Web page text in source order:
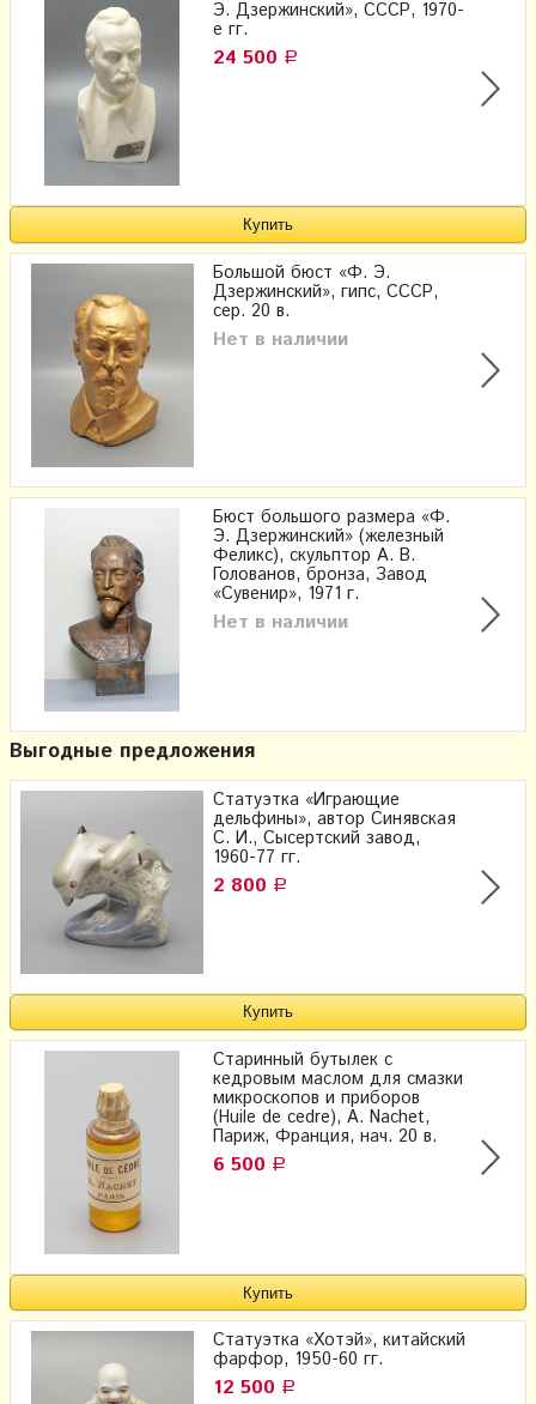
Э. Дзержинский», СССР, 1970-
е гг.
24 500 Р
Большой бюст «Ф. Э.
Дзержинский», гипс, СССР,
сер. 20 в.
Нет в наличии
Бюст большого размера «Ф.
Э. Дзержинский» (железный
Феликс), скульптор А. В.
Голованов, бронза, Завод
«Сувенир», 1971 г.
Нет в наличии
Выгодные предложения
Статуэтка «Играющие
дельфины», ​автор Синявская
С. И., Сысертский завод,
1960-77 гг.
2 800 Р
Старинный бутылек с
кедровым маслом для смазки
микроскопов и приборов
(Huile de cedre), A. Nachet,
Париж, Франция, нач. 20 в.
6 500 Р
Статуэтка «Хотэй», китайский
фарфор, 1950-60 гг.
12 500 Р